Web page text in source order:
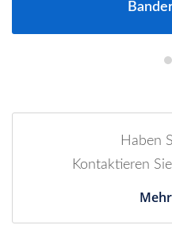
Haben
Kontaktieren